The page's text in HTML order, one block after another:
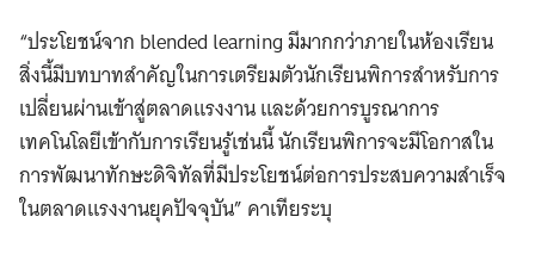
“ประโยชน์จาก blended learning มีมากกว่าภายในห้องเรียน
สิ่งนี้มีบทบาทสำคัญในการเตรียมตัวนักเรียนพิการสำหรับการ
เปลี่ยนผ่านเข้าสู่ตลาดแรงงาน และด้วยการบูรณาการ
เทคโนโลยีเข้ากับการเรียนรู้เช่นนี้ นักเรียนพิการจะมีโอกาสใน
การพัฒนาทักษะดิจิทัลที่มีประโยชน์ต่อการประสบความสำเร็จ
ในตลาดแรงงานยุคปัจจุบัน” คาเทียระบุ